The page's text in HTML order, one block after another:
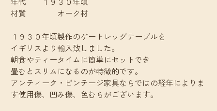
材質 オーク材
１９３０年頃製作のゲートレッグテーブルを
イギリスより輸入致しました。
朝食やティータイムに簡単にセットでき
畳むとスリムになるのが特徴的です。
アンティーク・ビンテージ家具ならではの経年によりま
す使用傷、凹み傷、色むらがございます。